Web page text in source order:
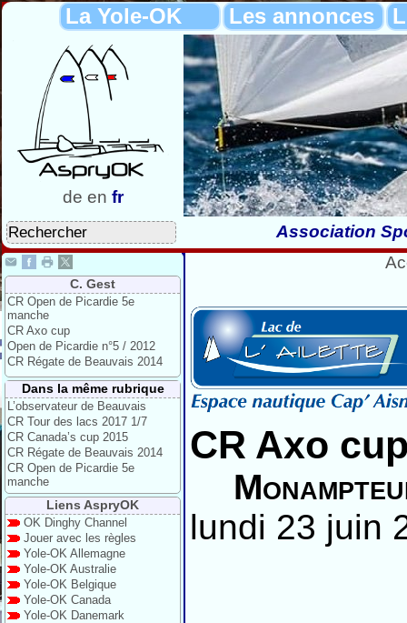
La Yole-OK Les annonces
de en fr
Association
C. Gest
CR Open de Picardie 5e
manche
CR Axo cup
Open de Picardie n°5 / 2012
CR Régate de Beauvais 2014
Dans la même rubrique
L’observateur de Beauvais
CR Tour des lacs 2017 1/7
CR Canada’s cup 2015
CR Régate de Beauvais 2014
CR Open de Picardie 5e
manche
Liens AspryOK
OK Dinghy Channel
Jouer avec les règles
Yole-OK Allemagne
Yole-OK Australie
Yole-OK Belgique
Yole-OK Canada
Yole-OK Danemark
CR Axo
lundi 23 juin